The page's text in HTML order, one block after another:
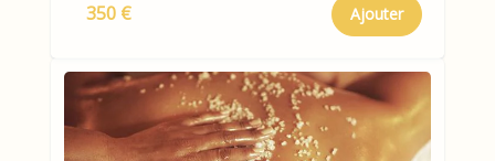
350 € Ajouter